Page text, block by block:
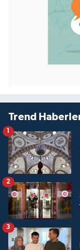
Trend
1
2
3